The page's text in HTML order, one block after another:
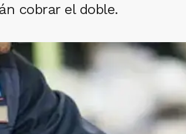
cobrar el doble.